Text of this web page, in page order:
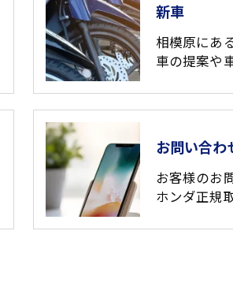
新車
相模原にあ
車の提案や
お問い合わ
お客様のお
ホンダ正規